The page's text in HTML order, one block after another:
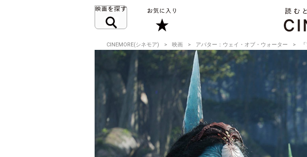
CINEMORE(シネモア) 映画 アバター：ウェイ・オブ・ウォーター